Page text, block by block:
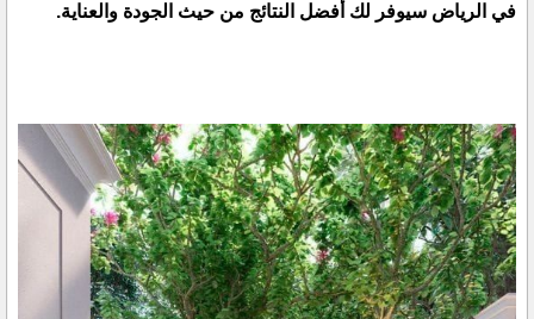
في الرياض سيوفر لك أفضل النتائج من حيث الجودة والعناية.